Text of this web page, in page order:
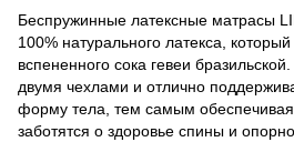
Беспружинные латексные матрасы
100% натурального латекса,
вспененного сока гевеи
двумя чехлами и отлично
форму тела, тем самым
заботятся о здоровье спины и